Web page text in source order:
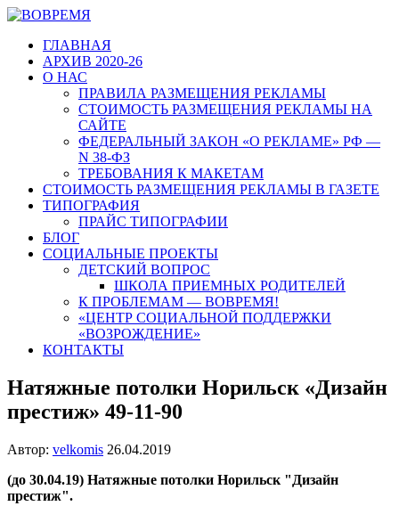
ГЛАВНАЯ
АРХИВ 2020-26
О НАС
ПРАВИЛА РАЗМЕЩЕНИЯ РЕКЛАМЫ
СТОИМОСТЬ РАЗМЕЩЕНИЯ РЕКЛАМЫ НА
САЙТЕ
ФЕДЕРАЛЬНЫЙ ЗАКОН «О РЕКЛАМЕ» РФ —
N 38-ФЗ
ТРЕБОВАНИЯ К МАКЕТАМ
СТОИМОСТЬ РАЗМЕЩЕНИЯ РЕКЛАМЫ В ГАЗЕТЕ
ТИПОГРАФИЯ
ПРАЙС ТИПОГРАФИИ
БЛОГ
СОЦИАЛЬНЫЕ ПРОЕКТЫ
ДЕТСКИЙ ВОПРОС
ШКОЛА ПРИЕМНЫХ РОДИТЕЛЕЙ
К ПРОБЛЕМАМ — ВОВРЕМЯ!
«ЦЕНТР СОЦИАЛЬНОЙ ПОДДЕРЖКИ
«ВОЗРОЖДЕНИЕ»
КОНТАКТЫ
Натяжные потолки Норильск «Дизайн
престиж» 49-11-90
Автор: velkomis 26.04.2019
(до 30.04.19) Натяжные потолки Норильск "Дизайн
престиж".